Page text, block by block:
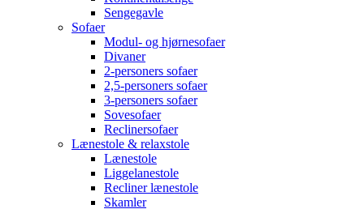
Sengegavle
Sofaer
Modul- og hjørnesofaer
Divaner
2-personers sofaer
2,5-personers sofaer
3-personers sofaer
Sovesofaer
Reclinersofaer
Lænestole & relaxstole
Lænestole
Liggelanestole
Recliner lænestole
Skamler